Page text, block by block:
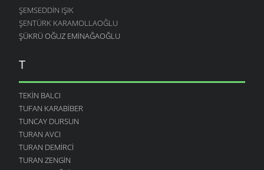
ŞEMSEDDIN IŞIK
ŞENTÜRK KARAMOLLAOĞLU
ŞÜKRÜ OĞUZ EMINAĞAOĞLU
T
TEKIN BALCI
TUFAN KARABIBER
TUNCAY DURSUN
TURAN AVCI
TURAN DEMIRCI
TURAN ZENGIN